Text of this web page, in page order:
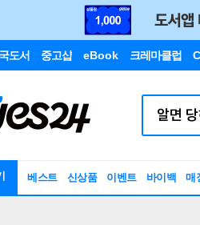
도서 중고샵 eBook 크레마클럽
베스트 신상품 이벤트 바이백 매